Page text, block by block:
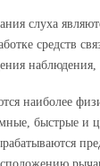
слуха
средств
наблюдения,
наиболее
быстрые и